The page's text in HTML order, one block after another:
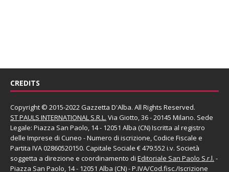
CREDITS
Copyright © 2015-2022 Gazzetta D'Alba. All Rights Reserved.
ST PAULS INTERNATIONAL S.R.L. Via Giotto, 36 - 20145 Milano. Sede
Legale: Piazza San Paolo, 14 - 12051 Alba (CN) Iscritta al registro
delle Imprese di Cuneo - Numero di iscrizione, Codice Fiscale e
Partita IVA 02860520150. Capitale Sociale € 479.552 i.v. Società
soggetta a direzione e coordinamento di Editoriale San Paolo S.r.l. -
Piazza San Paolo, 14 - 12051 Alba (CN) - P.IVA/Cod.fisc./Iscrizione